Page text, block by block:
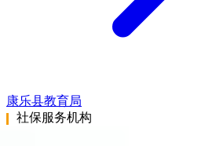
康乐县教育局
社保服务机构